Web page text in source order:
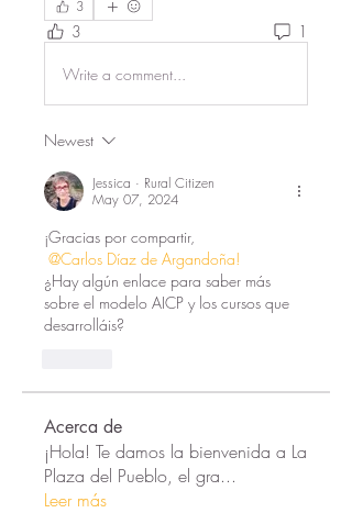
3
3 1
Write a comment...
Newest
Jessica · Rural Citizen
May 07, 2024
¡Gracias por compartir,
@Carlos Díaz de Argandoña!
¿Hay algún enlace para saber más
sobre el modelo AICP y los cursos que
desarrolláis?
Acerca de
¡Hola! Te damos la bienvenida a La
Plaza del Pueblo, el gra...
Leer más